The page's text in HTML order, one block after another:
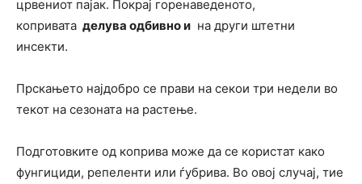
црвениот пајак. Покрај горенаведеното,
копривата делува одбивно и на други штетни
инсекти.
Прскањето најдобро се прави на секои три недели во
текот на сезоната на растење.
Подготовките од коприва може да се користат како
фунгициди, репеленти или ѓубрива. Во овој случај, тие